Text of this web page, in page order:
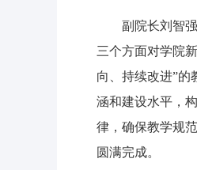
副院长刘智
三个方面对学院
向、持续改进”的
涵和建设水平，
律，确保教学规
圆满完成。